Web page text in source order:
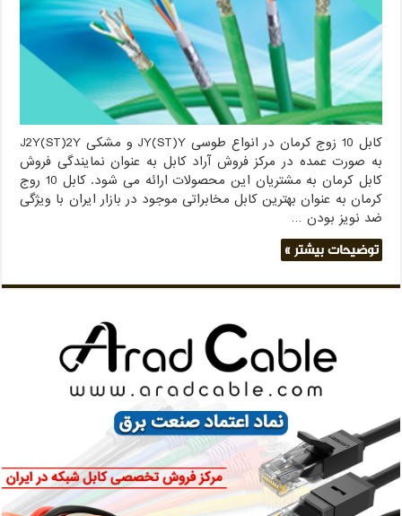
فروش
عمده
کابل 10 زوج کرمان در انواع طوسی JY(ST)Y و مشکی J2Y(ST)2Y
به صورت عمده در مرکز فروش آراد کابل به عنوان نمایندگی فروش
کابل کرمان به مشتریان این محصولات ارائه می شود. کابل 10 روج
کرمان به عنوان بهترین کابل مخابراتی موجود در بازار ایران با ویژگی
ضد نویز بودن …
توضیحات بیشتر »